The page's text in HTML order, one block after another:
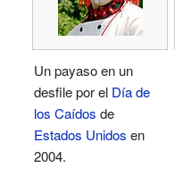
Un payaso en un
desfile por el Día de
los Caídos de
Estados Unidos en
2004.